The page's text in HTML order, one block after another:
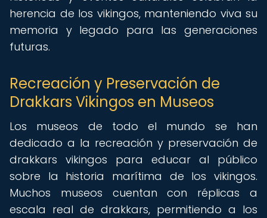
herencia de los vikingos, manteniendo viva su
memoria y legado para las generaciones
futuras.
Recreación y Preservación de
Drakkars Vikingos en Museos
Los museos de todo el mundo se han
dedicado a la recreación y preservación de
drakkars vikingos para educar al público
sobre la historia marítima de los vikingos.
Muchos museos cuentan con réplicas a
escala real de drakkars, permitiendo a los